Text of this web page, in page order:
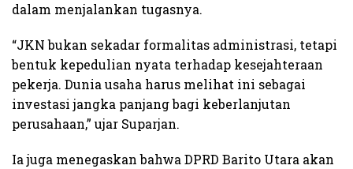
dalam menjalankan tugasnya.
“JKN bukan sekadar formalitas administrasi, tetapi
bentuk kepedulian nyata terhadap kesejahteraan
pekerja. Dunia usaha harus melihat ini sebagai
investasi jangka panjang bagi keberlanjutan
perusahaan,” ujar Suparjan.
Ia juga menegaskan bahwa DPRD Barito Utara akan